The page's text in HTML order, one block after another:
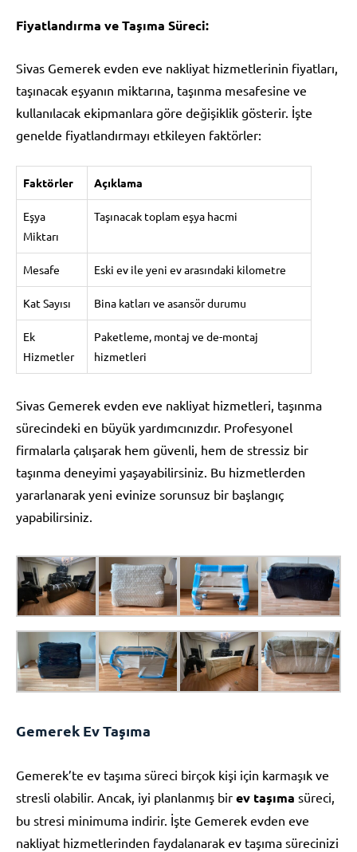
Fiyatlandırma ve Taşıma Süreci:
Sivas Gemerek evden eve nakliyat hizmetlerinin fiyatları,
taşınacak eşyanın miktarına, taşınma mesafesine ve
kullanılacak ekipmanlara göre değişiklik gösterir. İşte
genelde fiyatlandırmayı etkileyen faktörler:
Faktörler Açıklama
Eşya
Miktarı
Taşınacak toplam eşya hacmi
Mesafe Eski ev ile yeni ev arasındaki kilometre
Kat Sayısı Bina katları ve asansör durumu
Ek
Hizmetler
Paketleme, montaj ve de-montaj
hizmetleri
Sivas Gemerek evden eve nakliyat hizmetleri, taşınma
sürecindeki en büyük yardımcınızdır. Profesyonel
firmalarla çalışarak hem güvenli, hem de stressiz bir
taşınma deneyimi yaşayabilirsiniz. Bu hizmetlerden
yararlanarak yeni evinize sorunsuz bir başlangıç
yapabilirsiniz.
Gemerek Ev Taşıma
Gemerek’te ev taşıma süreci birçok kişi için karmaşık ve
stresli olabilir. Ancak, iyi planlanmış bir ev taşıma süreci,
bu stresi minimuma indirir. İşte Gemerek evden eve
nakliyat hizmetlerinden faydalanarak ev taşıma sürecinizi